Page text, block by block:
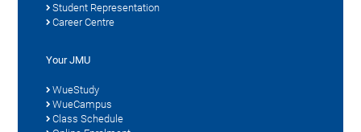
Student Representation
Career Centre
Your JMU
WueStudy
WueCampus
Class Schedule